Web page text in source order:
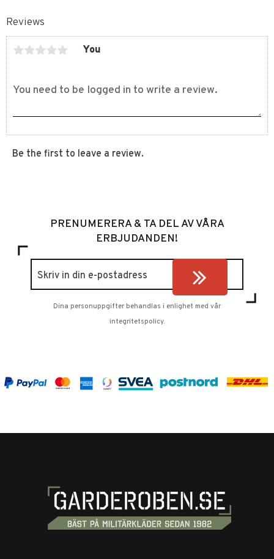
Reviews
You
Be the first to leave a review.
PRENUMERERA & TA DEL AV VÅRA
ERBJUDANDEN!
Dina personuppgifter behandlas i enlighet med vår
integritetspolicy.